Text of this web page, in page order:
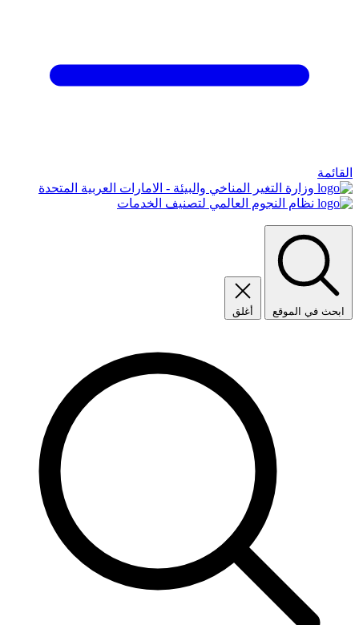
القائمة
وزارة التغير المناخي والبيئة - الامارات العربية المتحدة
نظام النجوم العالمي لتصنيف الخدمات
ابحث في الموقع أغلق